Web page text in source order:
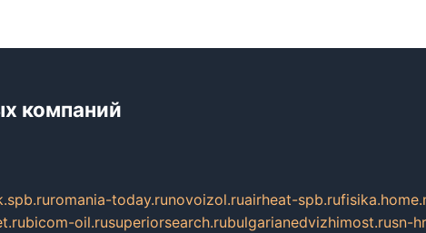
компаний
romania-today.runovoizol.ruairheat-spb.ru
bicom-oil.rusuperiorsearch.rubulgarianedvizhimost.rusn-